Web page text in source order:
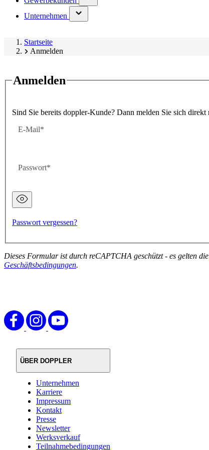
submenu)
Unternehmen
(has
submenu)
Startseite
Anmelden
Anmelden
Sind Sie bereits doppler-Kunde? Dann melden Sie sich direkt
E-Mail
Passwort
Passwort
Passwort vergessen?
Dieses Formular ist durch reCAPTCHA geschützt - es gelten die
Geschäftsbedingungen.
ÜBER DOPPLER
Unternehmen
Karriere
Impressum
Kontakt
Presse
Newsletter
Werksverkauf
Teilnahmebedingungen